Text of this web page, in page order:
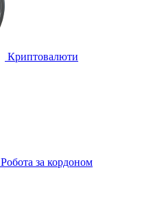
Криптовалюти
Робота за кордоном